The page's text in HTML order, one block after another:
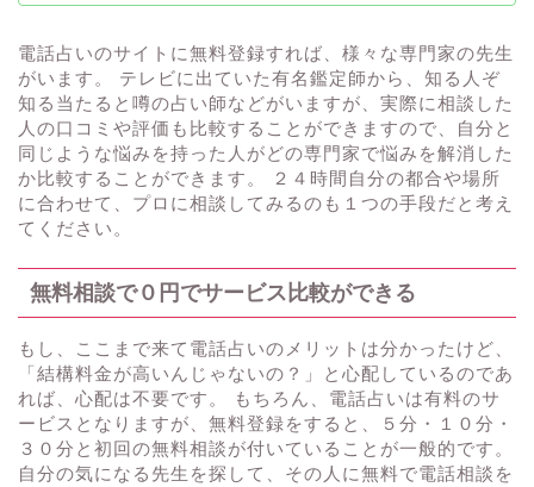
電話占いのサイトに無料登録すれば、様々な専門家の先生
がいます。 テレビに出ていた有名鑑定師から、知る人ぞ
知る当たると噂の占い師などがいますが、実際に相談した
人の口コミや評価も比較することができますので、自分と
同じような悩みを持った人がどの専門家で悩みを解消した
か比較することができます。 ２４時間自分の都合や場所
に合わせて、プロに相談してみるのも１つの手段だと考え
てください。
無料相談で０円でサービス比較ができる
もし、ここまで来て電話占いのメリットは分かったけど、
「結構料金が高いんじゃないの？」と心配しているのであ
れば、心配は不要です。 もちろん、電話占いは有料のサ
ービスとなりますが、無料登録をすると、５分・１０分・
３０分と初回の無料相談が付いていることが一般的です。
自分の気になる先生を探して、その人に無料で電話相談を